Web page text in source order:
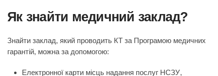
Як знайти медичний заклад?
Знайти заклад, який проводить КТ за Програмою медичних
гарантій, можна за допомогою:
Електронної карти місць надання послуг НСЗУ,